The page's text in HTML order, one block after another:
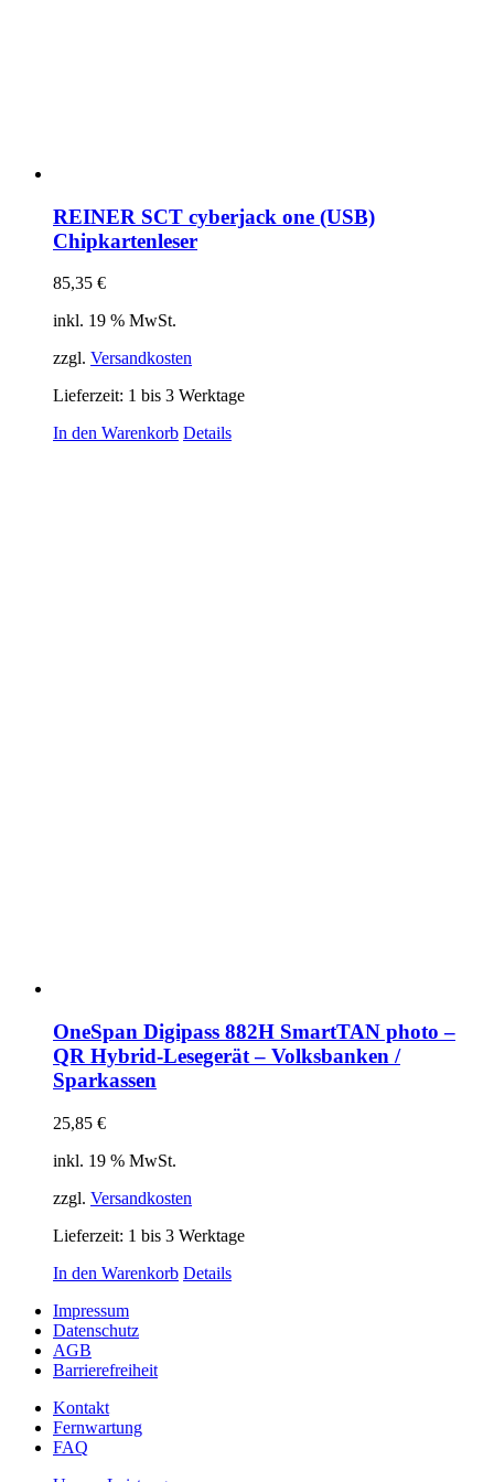
REINER SCT cyberjack one (USB)
Chipkartenleser
85,35 €
inkl. 19 % MwSt.
zzgl. Versandkosten
Lieferzeit: 1 bis 3 Werktage
In den Warenkorb Details
OneSpan Digipass 882H SmartTAN photo –
QR Hybrid-Lesegerät – Volksbanken /
Sparkassen
25,85 €
inkl. 19 % MwSt.
zzgl. Versandkosten
Lieferzeit: 1 bis 3 Werktage
In den Warenkorb Details
Impressum
Datenschutz
AGB
Barrierefreiheit
Kontakt
Fernwartung
FAQ